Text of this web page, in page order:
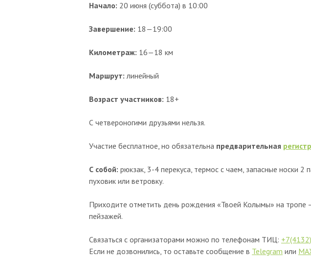
Начало: 20 июня (суббота) в 10:00
Завершение: 18—19:00
Километраж: 16—18 км
Маршрут: линейный
Возраст участников: 18+
С четвероногими друзьями нельзя.
Участие бесплатное, но обязательна предварительная
С собой: рюкзак, 3-4 перекуса, термос с чаем, запасные носки 2
пуховик или ветровку.
Приходите отметить день рождения «Твоей Колымы» на
пейзажей.
Связаться с организаторами можно по телефонам ТИЦ:
Если не дозвонились, то оставьте сообщение в Telegram или